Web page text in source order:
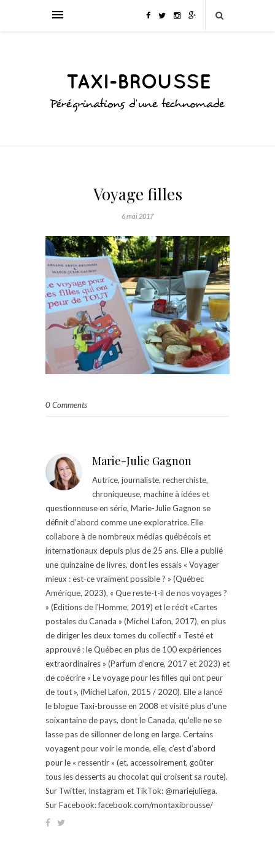
Voyage filles
6 mai 2017
0 Comments
Marie-Julie Gagnon
Autrice, journaliste, recherchiste,
chroniqueuse, machine à idées et
questionneuse en série, Marie-Julie Gagnon se
définit d’abord comme une exploratrice. Elle
collabore à de nombreux médias québécois et
internationaux depuis plus de 25 ans. Elle a publié
une quinzaine de livres, dont les essais « Voyager
mieux : est-ce vraiment possible ? » (Québec
Amérique, 2023), « Que reste-t-il de nos voyages ?
» (Éditions de l'Homme, 2019) et le récit «Cartes
postales du Canada » (Michel Lafon, 2017), en plus
de diriger les deux tomes du collectif « Testé et
approuvé : le Québec en plus de 100 expériences
extraordinaires » (Parfum d'encre, 2017 et 2023) et
de coécrire « Le voyage pour les filles qui ont peur
de tout », (Michel Lafon, 2015 / 2020). Elle a lancé
le blogue Taxi-brousse en 2008 et visité plus d'une
soixantaine de pays, dont le Canada, qu'elle ne se
lasse pas de sillonner de long en large. Certains
voyagent pour voir le monde, elle, c’est d’abord
pour le « ressentir » (et, accessoirement, goûter
tous les desserts au chocolat qui croisent sa route).
Sur Twitter, Instagram et TikTok: @mariejuliega.
Sur Facebook: facebook.com/montaxibrousse/